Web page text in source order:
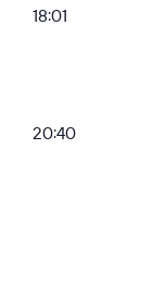
18:01
20:40